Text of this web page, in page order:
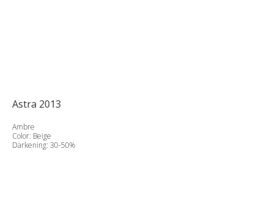
Astra 2013
Ambre
Color: Beige
Darkening: 30-50%